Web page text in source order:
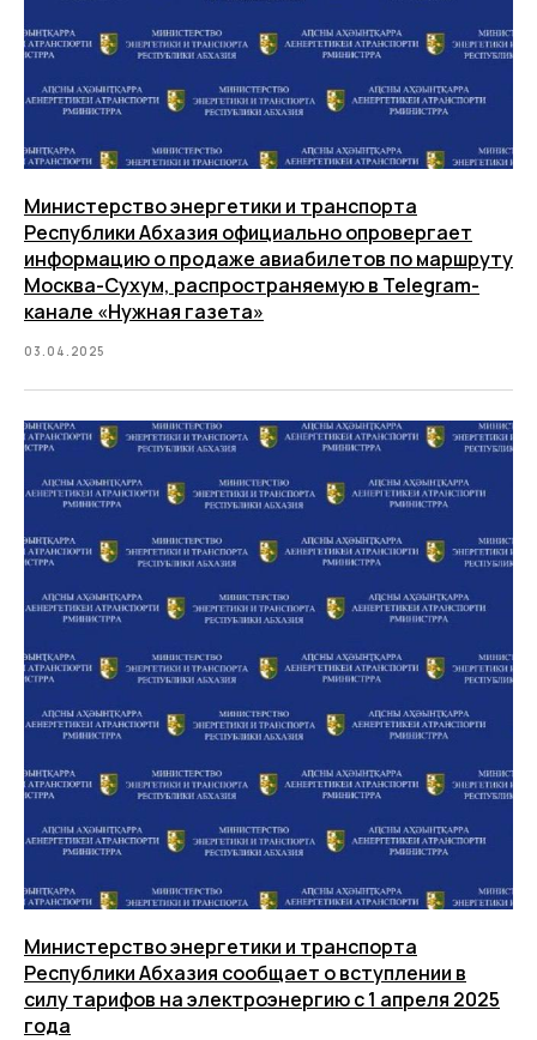
Министерство энергетики и транспорта
Республики Абхазия официально опровергает
информацию о продаже авиабилетов по маршруту
Москва-Сухум, распространяемую в Telegram-
канале «Нужная газета»
03.04.2025
Министерство энергетики и транспорта
Республики Абхазия сообщает о вступлении в
силу тарифов на электроэнергию с 1 апреля 2025
года